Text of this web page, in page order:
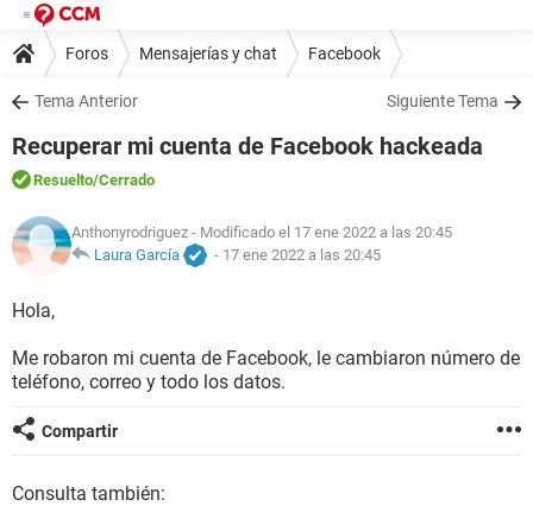
Foros Mensajerías y chat Facebook
Tema Anterior Siguiente Tema
Recuperar mi cuenta de Facebook hackeada
Resuelto/Cerrado
Anthonyrodriguez - Modificado el 17 ene 2022 a las 20:45
Laura García
- 17 ene 2022 a las 20:45
Hola,
Me robaron mi cuenta de Facebook, le cambiaron número de
teléfono, correo y todo los datos.
Compartir
Consulta también: